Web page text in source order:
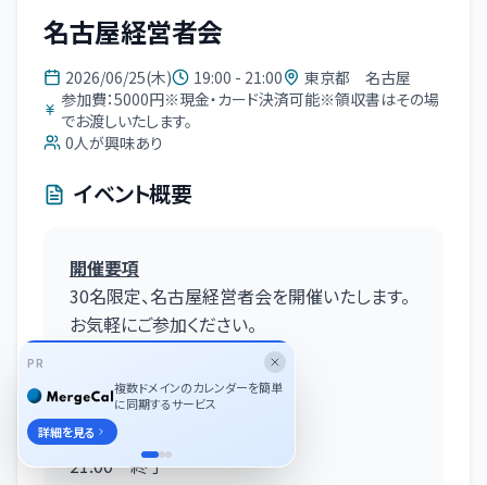
名古屋経営者会
2026/06/25(木) 19:00 - 21:00
東京都 名古屋
参加費：5000円※現金・カード決済可能※領収書はその場
でお渡しいたします。
0人が興味あり
イベント概要
開催要項
30名限定、名古屋経営者会を開催いたします。
お気軽にご参加ください。
18:50 開場
19:15 交流開始
21:00 終了
PR
複数ドメインのカレンダーを簡単
に同期するサービス
詳細を見る